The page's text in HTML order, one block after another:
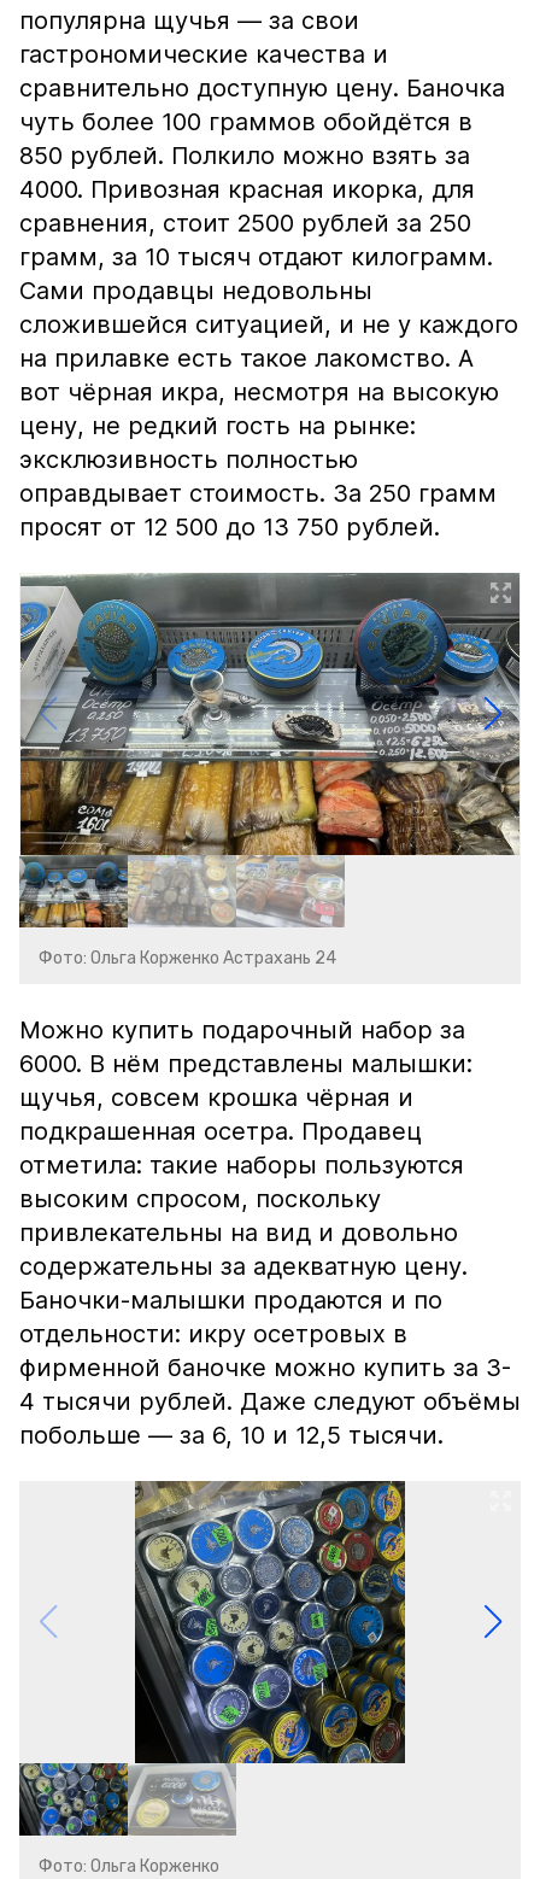
популярна щучья — за свои
гастрономические качества и
сравнительно доступную цену. Баночка
чуть более 100 граммов обойдётся в
850 рублей. Полкило можно взять за
4000. Привозная красная икорка, для
сравнения, стоит 2500 рублей за 250
грамм, за 10 тысяч отдают килограмм.
Сами продавцы недовольны
сложившейся ситуацией, и не у каждого
на прилавке есть такое лакомство. А
вот чёрная икра, несмотря на высокую
цену, не редкий гость на рынке:
эксклюзивность полностью
оправдывает стоимость. За 250 грамм
просят от 12 500 до 13 750 рублей.
Фото: Ольга Корженко Астрахань 24
Можно купить подарочный набор за
6000. В нём представлены малышки:
щучья, совсем крошка чёрная и
подкрашенная осетра. Продавец
отметила: такие наборы пользуются
высоким спросом, поскольку
привлекательны на вид и довольно
содержательны за адекватную цену.
Баночки-малышки продаются и по
отдельности: икру осетровых в
фирменной баночке можно купить за 3-
4 тысячи рублей. Даже следуют объёмы
побольше — за 6, 10 и 12,5 тысячи.
Фото: Ольга Корженко